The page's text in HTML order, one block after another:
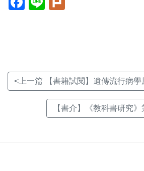
開
開
<上一篇 【書籍試閱】遺傳流行病學
【書介】《教科書研究